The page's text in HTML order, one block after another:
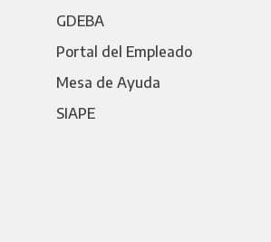
GDEBA
Portal del Empleado
Mesa de Ayuda
SIAPE